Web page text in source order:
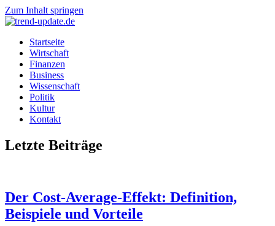
Zum Inhalt springen
trend-
update.de
Trends
News
Wirtschaft,
Wissenschaft
Politik
Startseite
Wirtschaft
Finanzen
Business
Wissenschaft
Politik
Kultur
Kontakt
Letzte Beiträge
Der Cost-Average-Effekt: Definition,
Beispiele und Vorteile